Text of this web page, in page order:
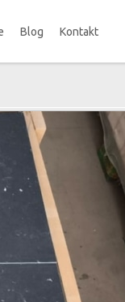
Blog Kontakt